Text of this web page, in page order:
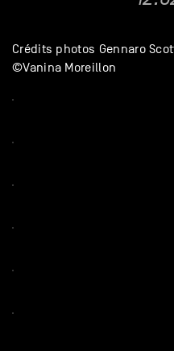
Crédits photos Gennaro
©Vanina Moreillon